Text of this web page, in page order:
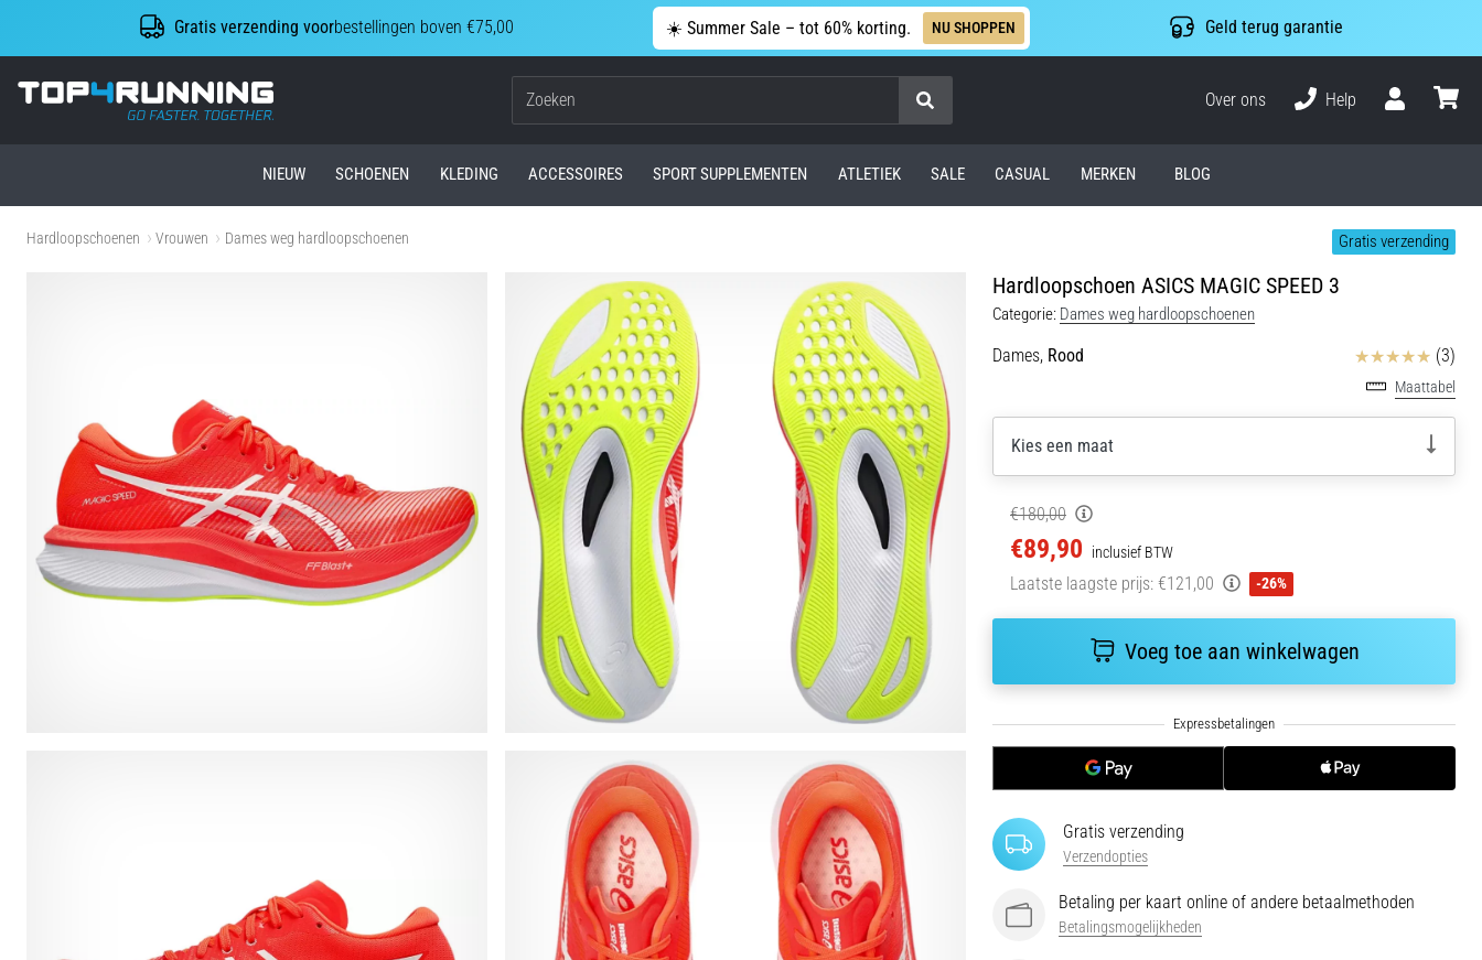
Gratis verzending voorbestellingen boven €75,00 ☀️ Summer Sale – tot 60% korting. NU SHOPPEN Geld terug garantie
Top4Running.nl
Zoeken
Over ons
Help
NIEUW SCHOENEN KLEDING ACCESSOIRES SPORT SUPPLEMENTEN ATLETIEK SALE CASUAL MERKEN BLOG
Hardloopschoenen Vrouwen Dames weg hardloopschoenen Gratis verzending
Hardloopschoen ASICS MAGIC SPEED 3
Categorie: Dames weg hardloopschoenen
Dames, Rood Beoordelingen
(3)
Maattabel
Kies een maat
€180,00
€89,90 inclusief BTW
Laatste laagste prijs: €121,00 -26%
Voeg toe aan winkelwagen
Gratis verzending
Verzendopties
Betaling per kaart online of andere betaalmethoden
Betalingsmogelijkheden